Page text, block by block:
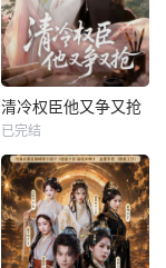
清冷权臣他又争又抢
已完结